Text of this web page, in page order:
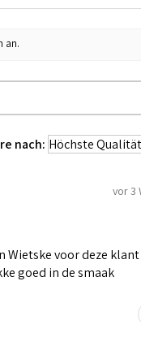
an.
nach:
vor 3
voor deze klant
goed in de smaak